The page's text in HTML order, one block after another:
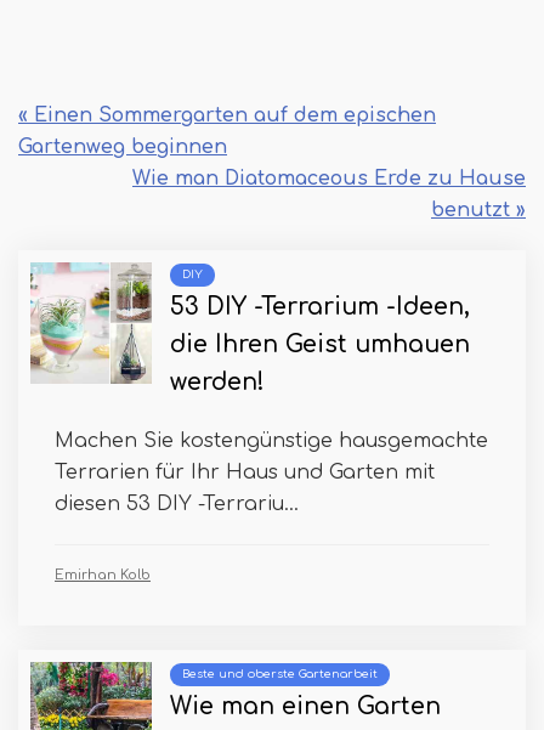
« Einen Sommergarten auf dem epischen
Gartenweg beginnen
Wie man Diatomaceous Erde zu Hause
benutzt »
DIY
53 DIY -Terrarium -Ideen,
die Ihren Geist umhauen
werden!
Machen Sie kostengünstige hausgemachte
Terrarien für Ihr Haus und Garten mit
diesen 53 DIY -Terrariu...
Emirhan Kolb
Beste und oberste Gartenarbeit
Wie man einen Garten